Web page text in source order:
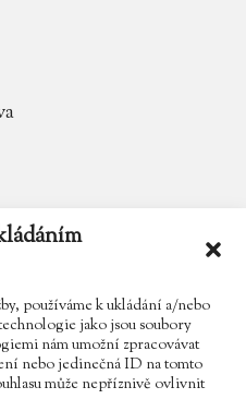
používáme k ukládání a/nebo
jako jsou soubory
nám umožní zpracovávat
nebo jedinečná ID na tomto
může nepříznivě ovlivnit